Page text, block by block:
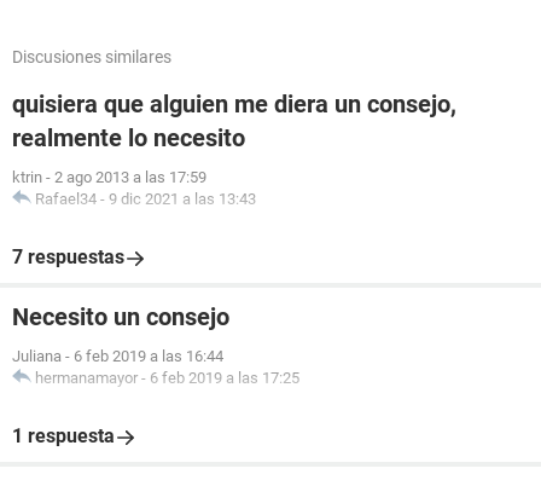
Discusiones similares
quisiera que alguien me diera un consejo,
realmente lo necesito
ktrin - 2 ago 2013 a las 17:59
Rafael34 - 9 dic 2021 a las 13:43
7 respuestas
Necesito un consejo
Juliana - 6 feb 2019 a las 16:44
hermanamayor - 6 feb 2019 a las 17:25
1 respuesta